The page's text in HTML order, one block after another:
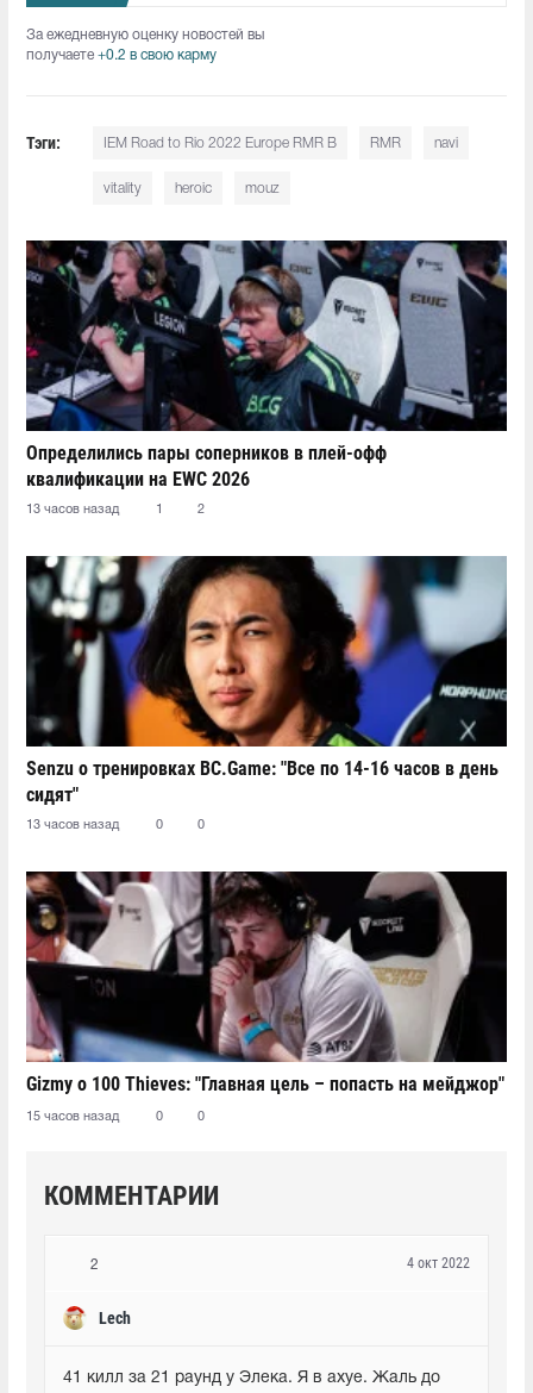
За ежедневную оценку новостей вы
получаете +0.2 в свою карму
Тэги: IEM Road to Rio 2022 Europe RMR B RMR navi
vitality heroic mouz
Определились пары соперников в плей-офф
квалификации на EWC 2026
13 часов назад 1 2
Senzu о тренировках BC.Game: "Все по 14-16 часов в день
сидят"
13 часов назад 0 0
Gizmy о 100 Thieves: "Главная цель – попасть на мейджор"
15 часов назад 0 0
КОММЕНТАРИИ
2
Lech
4 окт 2022
41 килл за 21 раунд у Элека. Я в ахуе. Жаль до